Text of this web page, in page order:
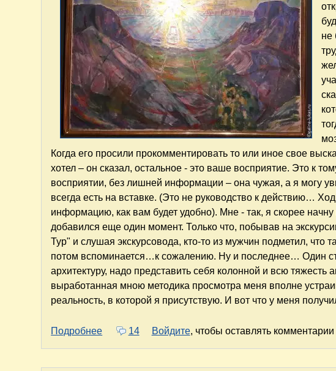
не
Когда его просили прокомментировать то или иное свое
хотел – он сказал, остальное - это ваше восприятие. Это к
восприятии, без лишней информации – она чужая, а я могу
всегда есть на вставке. (Это не руководство к действию…
информацию, как вам будет удобно). Мне - так, я скорее
добавился еще один момент. Только что, побывав на
Тур" и слушая экскурсовода, кто-то из мужчин подметил, что
потом вспоминается…к сожалению. Ну и последнее… Один
архитектуру, надо представить себя колонной и всю
выработанная мною методика просмотра меня вполне
реальность, в которой я присутствую. И вот что у меня
Подробнее о Крик. Впечатления, послевкусие..., или Четыре
14 Войдите, чтобы оставлять комментарии